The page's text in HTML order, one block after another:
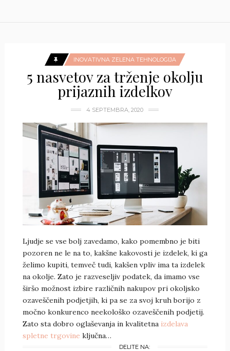
INOVATIVNA ZELENA TEHNOLOGIJA
5 nasvetov za trženje okolju
prijaznih izdelkov
4 SEPTEMBRA, 2020
Ljudje se vse bolj zavedamo, kako pomembno je biti
pozoren ne le na to, kakšne kakovosti je izdelek, ki ga
želimo kupiti, temveč tudi, kakšen vpliv ima ta izdelek
na okolje. Zato je razveseljiv podatek, da imamo vse
širšo možnost izbire različnih nakupov pri okoljsko
ozaveščenih podjetjih, ki pa se za svoj kruh borijo z
močno konkurenco neekološko ozaveščenih podjetij.
Zato sta dobro oglaševanja in kvalitetna izdelava
spletne trgovine ključna…
DELITE NA: